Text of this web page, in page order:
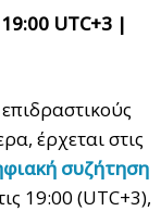
UTC+3 |
έρχεται στις
συζήτηση
19:00 (UTC+3),